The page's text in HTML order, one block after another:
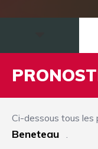
Ci-dessous tous les
Beneteau .